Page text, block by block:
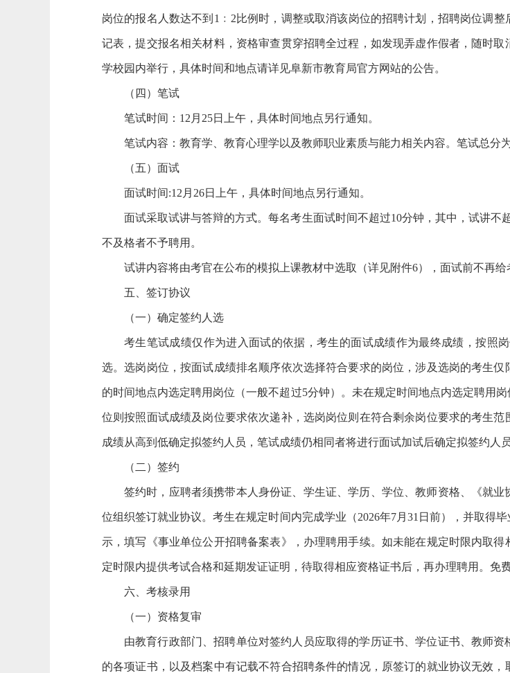
岗位的报名人数达不到1﹕2比例时，调整或取消该岗位的招聘计划，招聘岗位调
记表，提交报名相关材料，资格审查贯穿招聘全过程，如发现弄虚作假者，随时
学校园内举行，具体时间和地点请详见阜新市教育局官方网站的公告。
（四）笔试
笔试时间：12月25日上午，具体时间地点另行通知。
笔试内容：教育学、教育心理学以及教师职业素质与能力相关内容。笔试总分
（五）面试
面试时间:12月26日上午，具体时间地点另行通知。
面试采取试讲与答辩的方式。每名考生面试时间不超过10分钟，其中，试讲不
不及格者不予聘用。
试讲内容将由考官在公布的模拟上课教材中选取（详见附件6），面试前不再
五、签订协议
（一）确定签约人选
考生笔试成绩仅作为进入面试的依据，考生的面试成绩作为最终成绩，按照
选。选岗岗位，按面试成绩排名顺序依次选择符合要求的岗位，涉及选岗的考生
的时间地点内选定聘用岗位（一般不超过5分钟）。未在规定时间地点内选定聘用
位则按照面试成绩及岗位要求依次递补，选岗岗位则在符合剩余岗位要求的考生
成绩从高到低确定拟签约人员，笔试成绩仍相同者将进行面试加试后确定拟签约人员
（二）签约
签约时，应聘者须携带本人身份证、学生证、学历、学位、教师资格、《就
位组织签订就业协议。考生在规定时间内完成学业（2026年7月31日前），并取得
示，填写《事业单位公开招聘备案表》，办理聘用手续。如未能在规定时限内取
定时限内提供考试合格和延期发证证明，待取得相应资格证书后，再办理聘用。免
六、考核录用
（一）资格复审
由教育行政部门、招聘单位对签约人员应取得的学历证书、学位证书、教师
的各项证书，以及档案中有记载不符合招聘条件的情况，原签订的就业协议无效